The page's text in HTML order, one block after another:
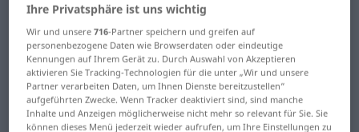
Deutsch-Spanisch Wörterbuch
Deutsch-Spanisch Übersetzung für
"überdreht"
"überdreht" Spanisch Übersetzung
Ihre Privatsphäre ist uns wichtig
Wir und unsere716-Partner speichern und greifen auf
personenbezogene Daten wie Browserdaten oder eindeutige
Kennungen auf Ihrem Gerät zu. Durch Auswahl von Akzeptieren
aktivieren Sie Tracking-Technologien für die unter „Wir und unsere
Partner verarbeiten Daten, um Ihnen Dienste bereitzustellen“
aufgeführten Zwecke. Wenn Tracker deaktiviert sind, sind manche
Inhalte und Anzeigen möglicherweise nicht mehr so relevant für Sie. Sie
können dieses Menü jederzeit wieder aufrufen, um Ihre Einstellungen zu